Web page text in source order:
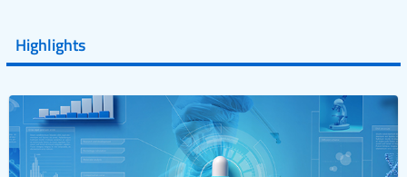
Highlights